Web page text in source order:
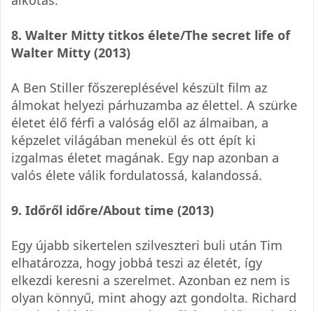
8. Walter Mitty titkos élete/The secret life of
Walter Mitty (2013)
A Ben Stiller főszereplésével készült film az
álmokat helyezi párhuzamba az élettel. A szürke
életet élő férfi a valóság elől az álmaiban, a
képzelet világában menekül és ott épít ki
izgalmas életet magának. Egy nap azonban a
valós élete válik fordulatossá, kalandossá.
9. Időről időre/About time (2013)
Egy újabb sikertelen szilveszteri buli után Tim
elhatározza, hogy jobbá teszi az életét, így
elkezdi keresni a szerelmet. Azonban ez nem is
olyan könnyű, mint ahogy azt gondolta. Richard